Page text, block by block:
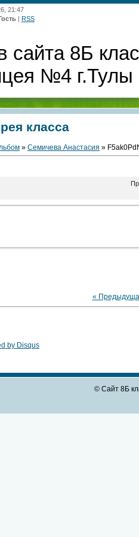
21:47
| RSS
сайта 8Б
№4 г.Тулы
класса
» Семичева Анастасия »
«
by Disqus
© Сайт 8Б